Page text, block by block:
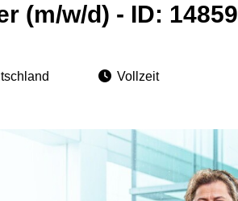
(m/w/d) - ID: 14859
Vollzeit